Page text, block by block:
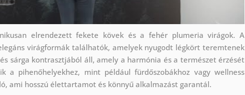
elrendezett fekete kövek és a fehér plumeria virágok. A
virágformák találhatók, amelyek nyugodt légkört teremtenek
sárga kontrasztjából áll, amely a harmónia és a természet érzését
pihenőhelyekhez, mint például fürdőszobákhoz vagy wellness
ami hosszú élettartamot és könnyű alkalmazást garantál.